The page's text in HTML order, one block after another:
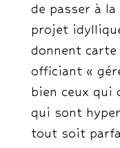
de passer à la
projet
donnent
officiant «
bien ceux qui
qui sont
tout soit